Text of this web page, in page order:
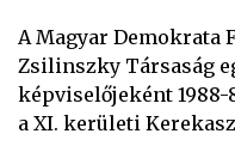
A Magyar Demokrata
Zsilinszky Társaság
képviselőjeként 1988-
a XI. kerületi